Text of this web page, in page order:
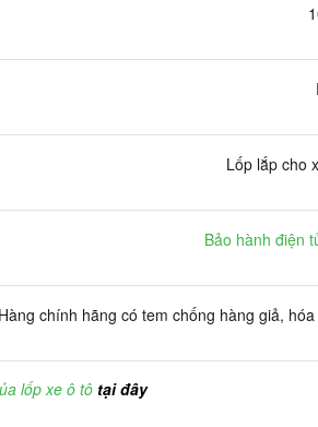
Lốp lắp cho
Bảo hành điện
Hàng chính hãng có tem chống hàng giả,
lốp xe ô tô tại đây